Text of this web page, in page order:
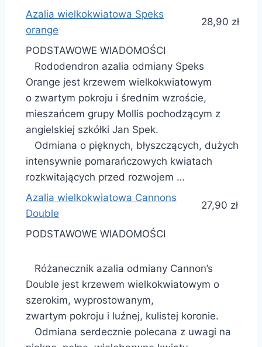
Azalia wielkokwiatowa Speks
orange
28,90 zł
PODSTAWOWE WIADOMOŚCI
Rododendron azalia odmiany Speks
Orange jest krzewem wielkokwiatowym
o zwartym pokroju i średnim wzroście,
mieszańcem grupy Mollis pochodzącym z
angielskiej szkółki Jan Spek.
Odmiana o pięknych, błyszczących, dużych
intensywnie pomarańczowych kwiatach
rozkwitających przed rozwojem …
Azalia wielkokwiatowa Cannons
Double
27,90 zł
PODSTAWOWE WIADOMOŚCI
Różanecznik azalia odmiany Cannon’s
Double jest krzewem wielkokwiatowym o
szerokim, wyprostowanym,
zwartym pokroju i luźnej, kulistej koronie.
Odmiana serdecznie polecana z uwagi na